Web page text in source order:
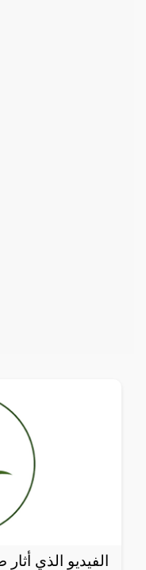
الفيديو الذي